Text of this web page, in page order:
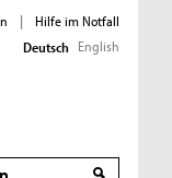
|
Hilfe im Notfall
Deutsch English